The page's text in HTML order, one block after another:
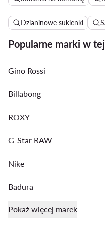
Dzianinowe sukienki
Popularne marki w
Gino Rossi
Billabong
ROXY
G-Star RAW
Nike
Badura
Pokaż więcej marek